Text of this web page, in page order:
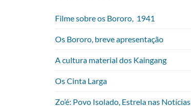
Filme sobre os Bororo, 1941
Os Bororo, breve apresentação
A cultura material dos Kaingang
Os Cinta Larga
Zo’é: Povo Isolado, Estrela nas Notícias